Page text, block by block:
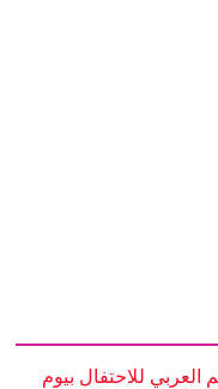
العربي للاحتفال بيوم